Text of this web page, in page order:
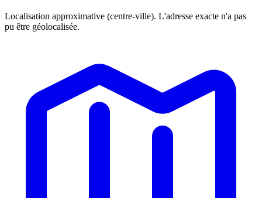
Localisation approximative (centre-ville). L'adresse exacte n'a pas
pu être géolocalisée.